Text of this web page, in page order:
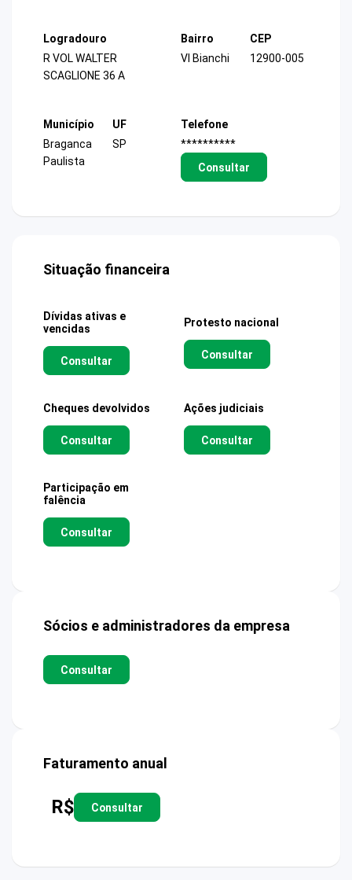
Logradouro
R VOL WALTER
SCAGLIONE 36 A
Bairro
Vl Bianchi
CEP
12900-005
Município
Braganca
Paulista
UF
SP
Telefone
**********
Consultar
Situação financeira
Dívidas ativas e
vencidas
Consultar
Protesto nacional
Consultar
Cheques devolvidos
Consultar
Ações judiciais
Consultar
Participação em
falência
Consultar
Sócios e administradores da empresa
Consultar
Faturamento anual
R$ Consultar